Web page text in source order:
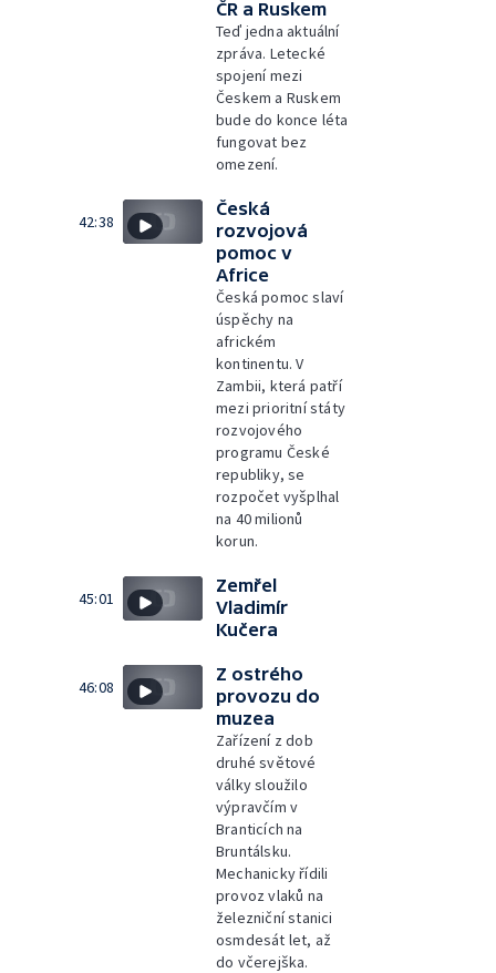
ČR a Ruskem
Teď jedna aktuální
zpráva. Letecké
spojení mezi
Českem a Ruskem
bude do konce léta
fungovat bez
omezení.
42:38
Česká
rozvojová
pomoc v
Africe
Česká pomoc slaví
úspěchy na
africkém
kontinentu. V
Zambii, která patří
mezi prioritní státy
rozvojového
programu České
republiky, se
rozpočet vyšplhal
na 40 milionů
korun.
45:01
Zemřel
Vladimír
Kučera
46:08
Z ostrého
provozu do
muzea
Zařízení z dob
druhé světové
války sloužilo
výpravčím v
Branticích na
Bruntálsku.
Mechanicky řídili
provoz vlaků na
železniční stanici
osmdesát let, až
do včerejška.